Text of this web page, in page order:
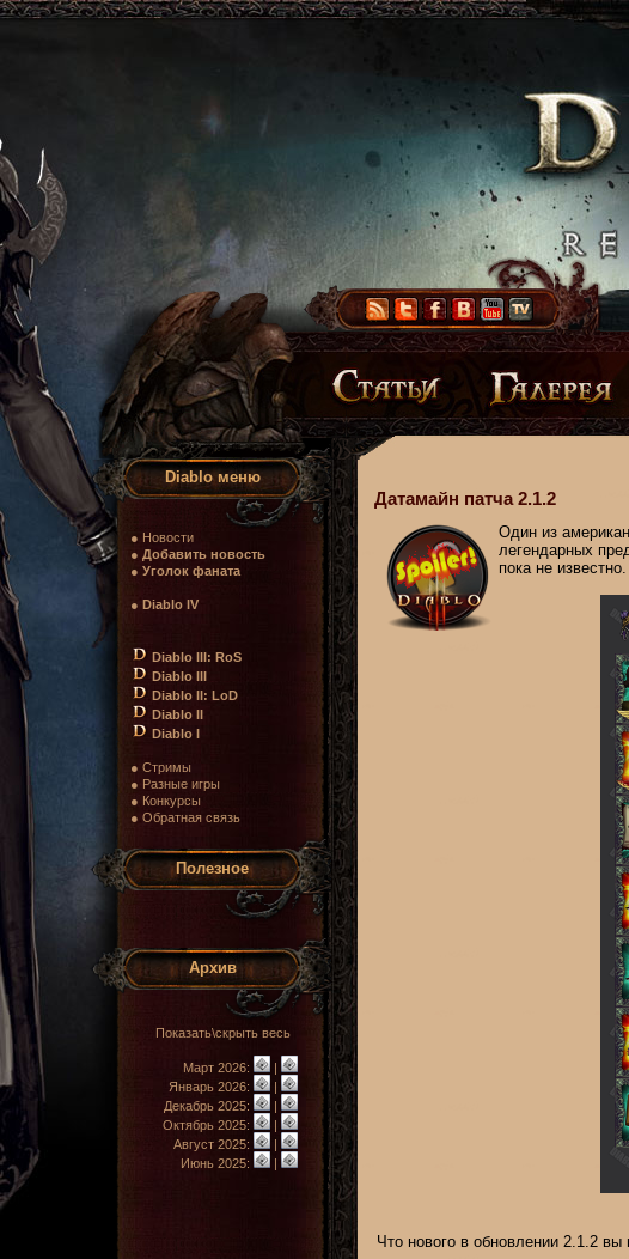
Diablo меню
● Новости
● Добавить новость
● Уголок фаната
● Diablo IV
Diablo III: RoS
Diablo III
Diablo II: LoD
Diablo II
Diablo I
● Стримы
● Разные игры
● Конкурсы
● Обратная связь
Полезное
Архив
Показать\скрыть весь
Март 2026:
|
Январь 2026:
|
Декабрь 2025:
|
Октябрь 2025:
|
Август 2025:
|
Июнь 2025:
|
Датамайн патча 2.1.2
Один из
легендарных
пока не известно.
Что нового в обновлении 2.1.2